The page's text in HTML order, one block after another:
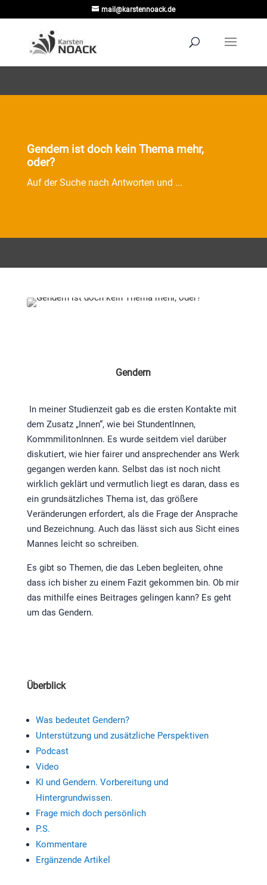
mail@karstennoack.de
Gendern ist doch kein Thema mehr,
oder?
Auf der Suche nach Antworten und ...
Gendern
In meiner Studienzeit gab es die ersten Kontakte mit
dem Zusatz „Innen“, wie bei StundentInnen,
KommmilitonInnen. Es wurde seitdem viel darüber
diskutiert, wie hier fairer und ansprechender ans Werk
gegangen werden kann. Selbst das ist noch nicht
wirklich geklärt und vermutlich liegt es daran, dass es
ein grundsätzliches Thema ist, das größere
Veränderungen erfordert, als die Frage der Ansprache
und Bezeichnung. Auch das lässt sich aus Sicht eines
Mannes leicht so schreiben.
Es gibt so Themen, die das Leben begleiten, ohne
dass ich bisher zu einem Fazit gekommen bin. Ob mir
das mithilfe eines Beitrages gelingen kann? Es geht
um das Gendern.
Überblick
Was bedeutet Gendern?
Unterstützung und zusätzliche Perspektiven
Podcast
Video
KI und Gendern. Vorbereitung und
Hintergrundwissen.
Frage mich doch persönlich
P.S.
Kommentare
Ergänzende Artikel